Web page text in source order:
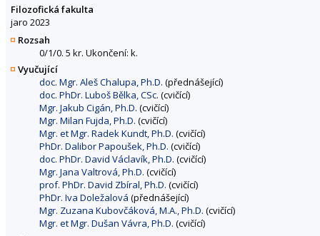
Filozofická fakulta
jaro 2023
Rozsah
0/1/0. 5 kr. Ukončení: k.
Vyučující
doc. Mgr. Aleš Chalupa, Ph.D. (přednášející)
doc. PhDr. Luboš Bělka, CSc. (cvičící)
Mgr. Jakub Cigán, Ph.D. (cvičící)
Mgr. Milan Fujda, Ph.D. (cvičící)
Mgr. et Mgr. Radek Kundt, Ph.D. (cvičící)
PhDr. Dalibor Papoušek, Ph.D. (cvičící)
doc. PhDr. David Václavík, Ph.D. (cvičící)
Mgr. Jana Valtrová, Ph.D. (cvičící)
prof. PhDr. David Zbíral, Ph.D. (cvičící)
PhDr. Iva Doležalová (přednášející)
Mgr. Zuzana Kubovčáková, M.A., Ph.D. (cvičící)
Mgr. et Mgr. Dušan Vávra, Ph.D. (cvičící)